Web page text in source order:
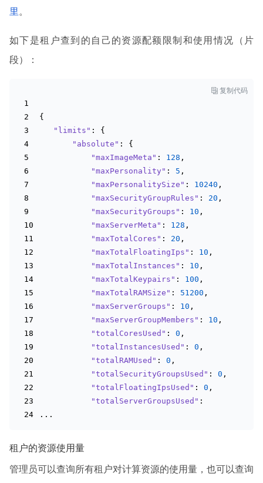
里 。
如下是租户查到的自己的资源配额限制和使用情况（片
段）：
 复制代码
{
"limits" : {
"absolute" : {
"maxImageMeta" : 128 ,
"maxPersonality" : 5 ,
"maxPersonalitySize" : 10240 ,
"maxSecurityGroupRules" : 20 ,
"maxSecurityGroups" : 10 ,
"maxServerMeta" : 128 ,
"maxTotalCores" : 20 ,
"maxTotalFloatingIps" : 10 ,
"maxTotalInstances" : 10 ,
"maxTotalKeypairs" : 100 ,
"maxTotalRAMSize" : 51200 ,
"maxServerGroups" : 10 ,
"maxServerGroupMembers" : 10 ,
"totalCoresUsed" : 0 ,
"totalInstancesUsed" : 0 ,
"totalRAMUsed" : 0 ,
"totalSecurityGroupsUsed" : 0 ,
"totalFloatingIpsUsed" : 0 ,
"totalServerGroupsUsed" :
...
租户的资源使用量
管理员可以查询所有租户对计算资源的使用量，也可以查询